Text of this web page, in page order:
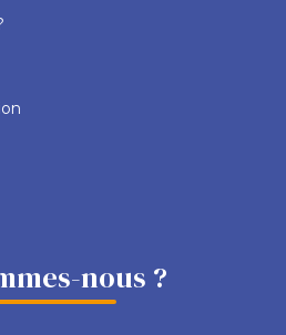
nous ?